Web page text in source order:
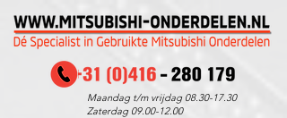
Maandag t/m vrijdag 08.30-17.30
Zaterdag 09.00-12.00